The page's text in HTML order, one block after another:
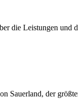
die Leistungen und
Sauerland, der